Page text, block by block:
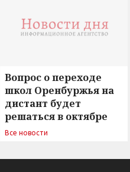
Вопрос о переходе
школ Оренбуржья на
дистант будет
решаться в октябре
Все новости